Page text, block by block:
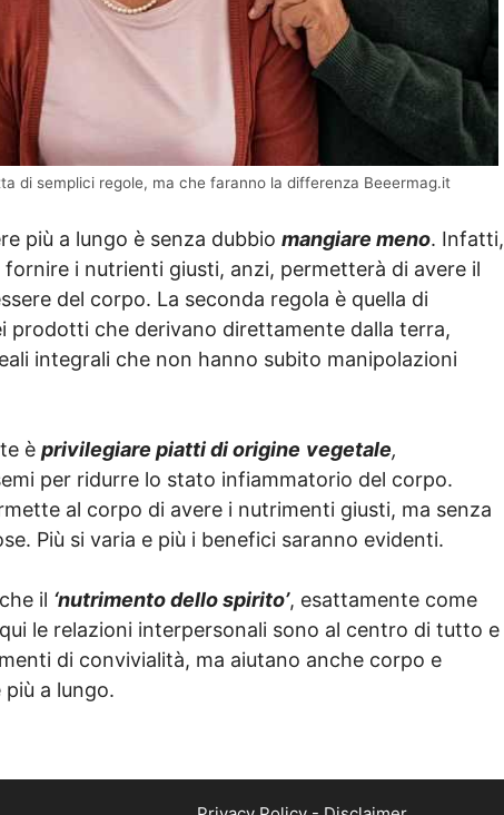
di semplici regole, ma che faranno la differenza Beeermag.it
più a lungo è senza dubbio mangiare meno. Infatti,
i nutrienti giusti, anzi, permetterà di avere il
del corpo. La seconda regola è quella di
prodotti che derivano direttamente dalla terra,
integrali che non hanno subito manipolazioni
è privilegiare piatti di origine vegetale,
per ridurre lo stato infiammatorio del corpo.
al corpo di avere i nutrimenti giusti, ma senza
Più si varia e più i benefici saranno evidenti.
il ‘nutrimento dello spirito’, esattamente come
qui le relazioni interpersonali sono al centro di tutto e
di convivialità, ma aiutano anche corpo e
a lungo.